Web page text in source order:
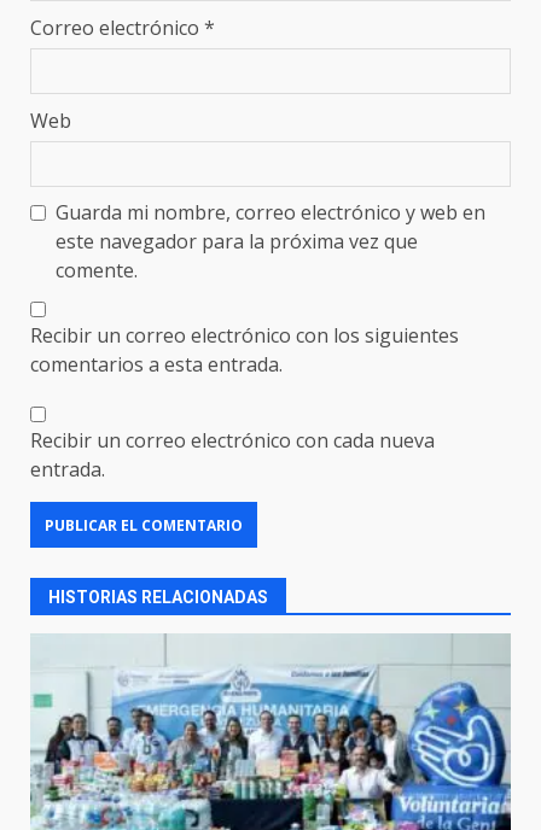
Correo electrónico *
Web
Guarda mi nombre, correo electrónico y web en
este navegador para la próxima vez que
comente.
Recibir un correo electrónico con los siguientes
comentarios a esta entrada.
Recibir un correo electrónico con cada nueva
entrada.
HISTORIAS RELACIONADAS